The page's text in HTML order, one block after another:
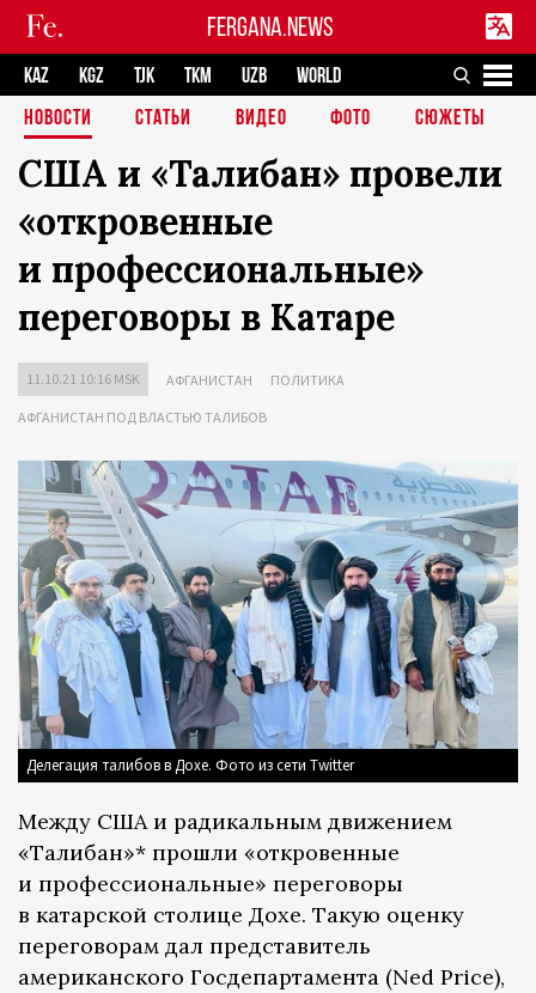
FERGANA.NEWS
KAZ KGZ TJK TKM UZB
WORLD
НОВОСТИ
СТАТЬИ ВИДЕО ФОТО СЮЖЕТЫ
США и «Талибан» провели
«откровенные
и профессиональные»
переговоры в Катаре
11.10.21 10:16 MSK АФГАНИСТАН ПОЛИТИКА
АФГАНИСТАН ПОД ВЛАСТЬЮ ТАЛИБОВ
Делегация талибов в Дохе. Фото из сети Twitter
Между США и радикальным движением
«Талибан»* прошли «откровенные
и профессиональные» переговоры
в катарской столице Дохе. Такую оценку
переговорам дал представитель
американского Госдепартамента (Ned Price),